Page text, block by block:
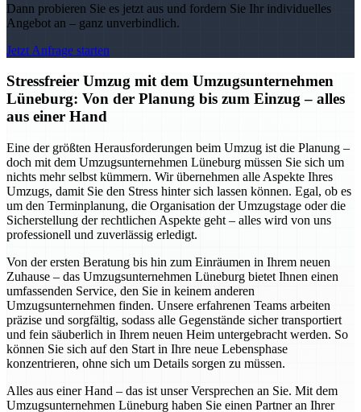
Dann probieren Sie es jetzt aus und fordern Sie Ihr individuelles
Angebot an – ganz unverbindlich.
Jetzt Anfrage starten
Stressfreier Umzug mit dem Umzugsunternehmen
Lüneburg: Von der Planung bis zum Einzug – alles
aus einer Hand
Eine der größten Herausforderungen beim Umzug ist die Planung –
doch mit dem Umzugsunternehmen Lüneburg müssen Sie sich um
nichts mehr selbst kümmern. Wir übernehmen alle Aspekte Ihres
Umzugs, damit Sie den Stress hinter sich lassen können. Egal, ob es
um den Terminplanung, die Organisation der Umzugstage oder die
Sicherstellung der rechtlichen Aspekte geht – alles wird von uns
professionell und zuverlässig erledigt.
Von der ersten Beratung bis hin zum Einräumen in Ihrem neuen
Zuhause – das Umzugsunternehmen Lüneburg bietet Ihnen einen
umfassenden Service, den Sie in keinem anderen
Umzugsunternehmen finden. Unsere erfahrenen Teams arbeiten
präzise und sorgfältig, sodass alle Gegenstände sicher transportiert
und fein säuberlich in Ihrem neuen Heim untergebracht werden. So
können Sie sich auf den Start in Ihre neue Lebensphase
konzentrieren, ohne sich um Details sorgen zu müssen.
Alles aus einer Hand – das ist unser Versprechen an Sie. Mit dem
Umzugsunternehmen Lüneburg haben Sie einen Partner an Ihrer